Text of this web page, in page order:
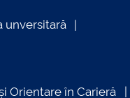
unversitară
Orientare în Carieră